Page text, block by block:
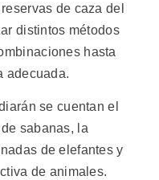
de caza del
distintos métodos
hasta
adecuada.
se cuentan el
sabanas, la
de elefantes y
de animales.